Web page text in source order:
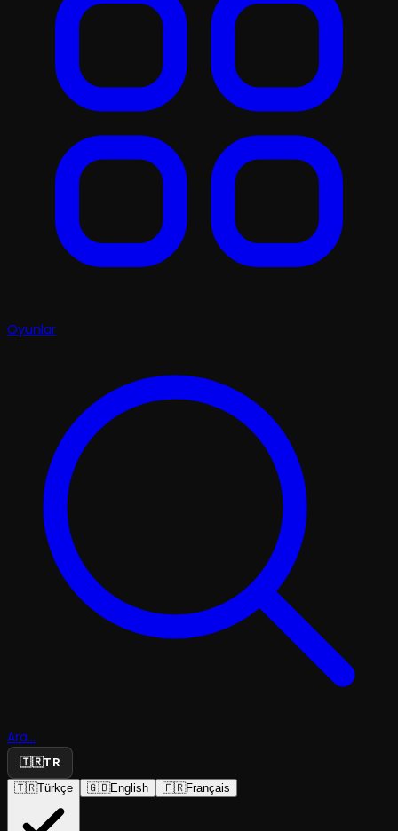
Oyunlar
Ara...
🇹🇷TR
🇹🇷Türkçe 🇬🇧English 🇫🇷Français